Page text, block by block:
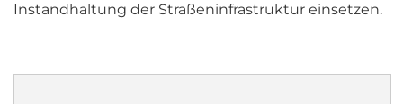
Instandhaltung der Straßeninfrastruktur einsetzen.